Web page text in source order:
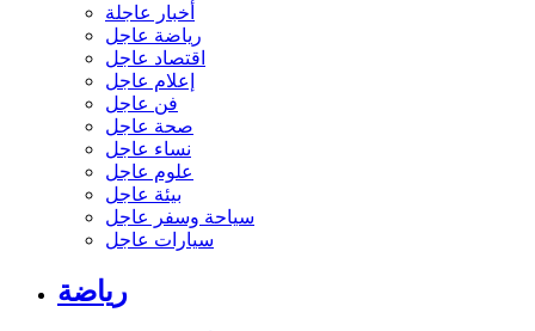
أخبار عاجلة
رياضة عاجل
اقتصاد عاجل
إعلام عاجل
فن عاجل
صحة عاجل
نساء عاجل
علوم عاجل
بيئة عاجل
سياحة وسفر عاجل
سيارات عاجل
رياضة